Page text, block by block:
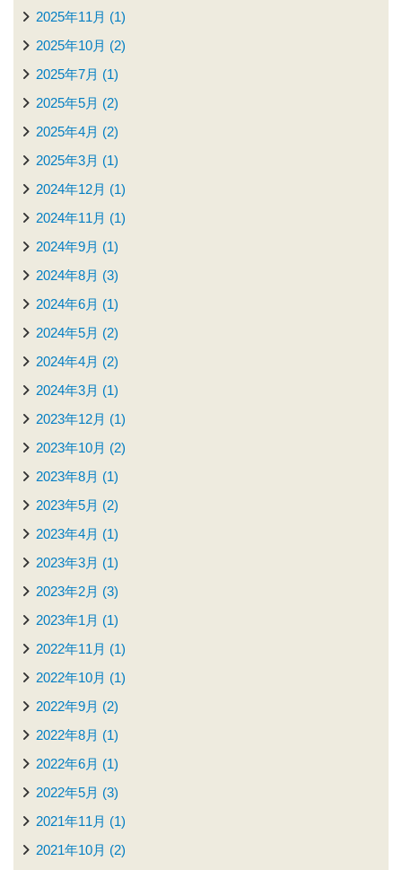
2025年11月 (1)
2025年10月 (2)
2025年7月 (1)
2025年5月 (2)
2025年4月 (2)
2025年3月 (1)
2024年12月 (1)
2024年11月 (1)
2024年9月 (1)
2024年8月 (3)
2024年6月 (1)
2024年5月 (2)
2024年4月 (2)
2024年3月 (1)
2023年12月 (1)
2023年10月 (2)
2023年8月 (1)
2023年5月 (2)
2023年4月 (1)
2023年3月 (1)
2023年2月 (3)
2023年1月 (1)
2022年11月 (1)
2022年10月 (1)
2022年9月 (2)
2022年8月 (1)
2022年6月 (1)
2022年5月 (3)
2021年11月 (1)
2021年10月 (2)